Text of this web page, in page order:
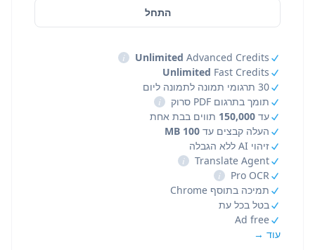
התחל
Unlimited Advanced Credits
i
Unlimited Fast Credits
30 תרגומי תמונה לתמונה ליום
תומך בתרגום PDF סרוק
i
עד 150,000 תווים בבת אחת
העלה קבצים עד 100 MB
זיהוי AI ללא הגבלה
Translate Agent
i
Pro OCR
i
תמיכה בתוסף Chrome
בטל בכל עת
Ad free
עוד →